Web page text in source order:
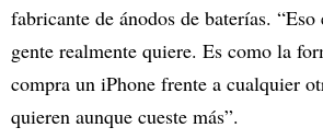
fabricante de ánodos de baterías.
gente realmente quiere. Es como la
compra un iPhone frente a cualquier
quieren aunque cueste más”.